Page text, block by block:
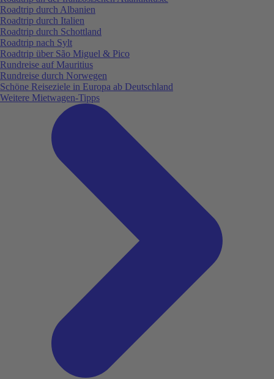
Roadtrip durch Albanien
Roadtrip durch Italien
Roadtrip durch Schottland
Roadtrip nach Sylt
Roadtrip über São Miguel & Pico
Rundreise auf Mauritius
Rundreise durch Norwegen
Schöne Reiseziele in Europa ab Deutschland
Weitere Mietwagen-Tipps